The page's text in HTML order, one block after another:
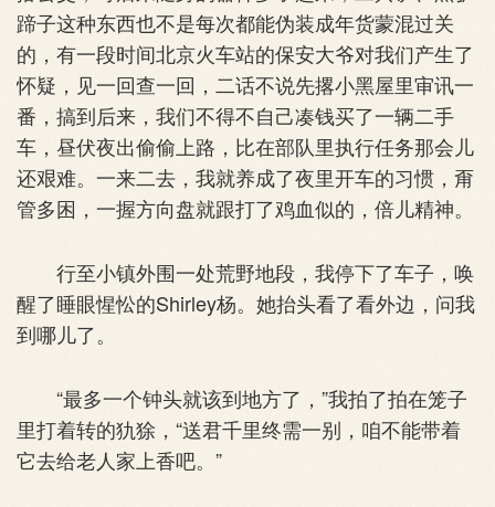
蹄子这种东西也不是每次都能伪装成年货蒙混过关
的，有一段时间北京火车站的保安大爷对我们产生了
怀疑，见一回查一回，二话不说先撂小黑屋里审讯一
番，搞到后来，我们不得不自己凑钱买了一辆二手
车，昼伏夜出偷偷上路，比在部队里执行任务那会儿
还艰难。一来二去，我就养成了夜里开车的习惯，甭
管多困，一握方向盘就跟打了鸡血似的，倍儿精神。
行至小镇外围一处荒野地段，我停下了车子，唤
醒了睡眼惺忪的Shirley杨。她抬头看了看外边，问我
到哪儿了。
“最多一个钟头就该到地方了，”我拍了拍在笼子
里打着转的犰狳，“送君千里终需一别，咱不能带着
它去给老人家上香吧。”